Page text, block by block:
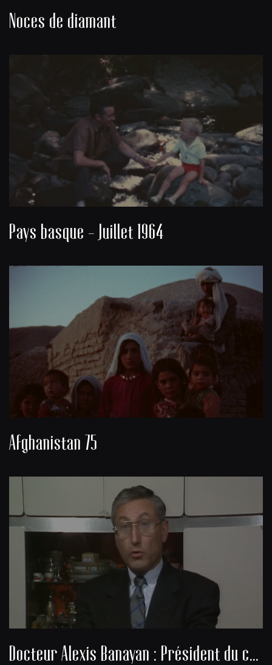
Noces de diamant
Pays basque - Juillet 1964
Afghanistan 75
Docteur Alexis Banayan : Président du consistoire de la communauté juive de Bordeaux